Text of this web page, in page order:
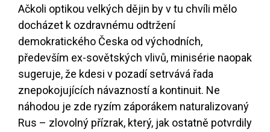
Ačkoli optikou velkých dějin by v tu chvíli mělo
docházet k ozdravnému odtržení
demokratického Česka od východních,
především ex-sovětských vlivů, minisérie naopak
sugeruje, že kdesi v pozadí setrvává řada
znepokojujících návazností a kontinuit. Ne
náhodou je zde ryzím záporákem naturalizovaný
Rus – zlovolný přízrak, který, jak ostatně potvrdily